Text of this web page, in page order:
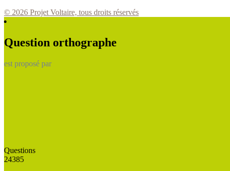
© 2026 Projet Voltaire, tous droits réservés
Question orthographe
est proposé par
Questions
24385